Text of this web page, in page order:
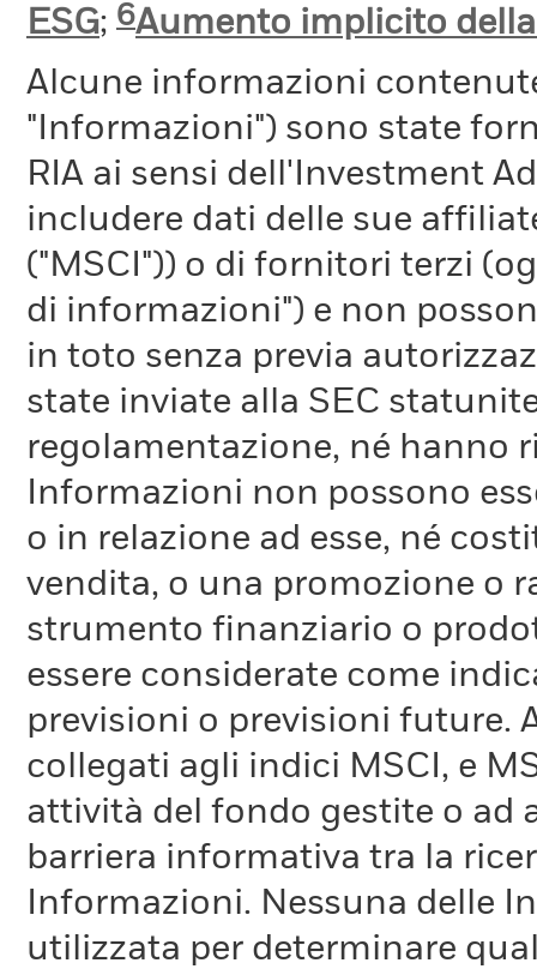
ESG; 6Aumento implicito
Alcune informazioni
"Informazioni") sono state
RIA ai sensi dell'Investment
includere dati delle sue
("MSCI")) o di fornitori terzi
di informazioni") e non
in toto senza previa
state inviate alla SEC
regolamentazione, né hanno
Informazioni non possono
o in relazione ad esse, né
vendita, o una promozione o
strumento finanziario o
essere considerate come
previsioni o previsioni future.
collegati agli indici MSCI, e
attività del fondo gestite o ad
barriera informativa tra la
Informazioni. Nessuna delle
utilizzata per determinare